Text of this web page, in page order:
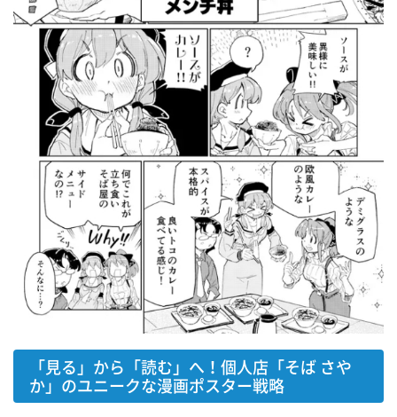
「見る」から「読む」へ！個人店「そば さや
か」のユニークな漫画ポスター戦略